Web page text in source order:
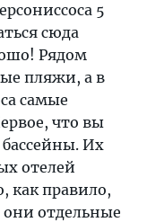
5
сюда
Рядом
пляжи, а в
самые
что вы
Их
отелей
как правило,
отдельные